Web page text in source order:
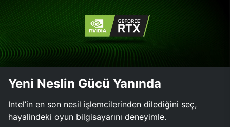
Yeni Neslin Gücü Yanında
Intel’in en son nesil işlemcilerinden dilediğini seç,
hayalindeki oyun bilgisayarını deneyimle.